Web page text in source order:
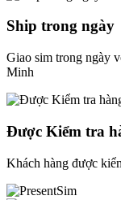
Ship trong ngày
Giao sim trong ngày
Minh
Được Kiểm tra
Khách hàng được